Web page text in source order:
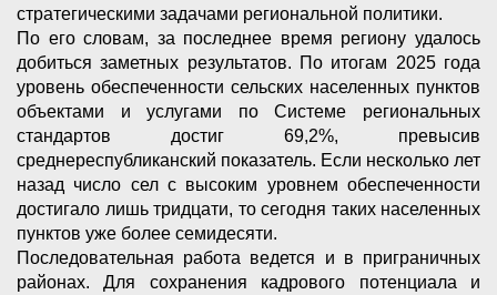
стратегическими задачами региональной политики.
По его словам, за последнее время региону удалось
добиться заметных результатов. По итогам 2025 года
уровень обеспеченности сельских населенных пунктов
объектами и услугами по Системе региональных
стандартов достиг 69,2%, превысив
среднереспубликанский показатель. Если несколько лет
назад число сел с высоким уровнем обеспеченности
достигало лишь тридцати, то сегодня таких населенных
пунктов уже более семидесяти.
Последовательная работа ведется и в приграничных
районах. Для сохранения кадрового потенциала и